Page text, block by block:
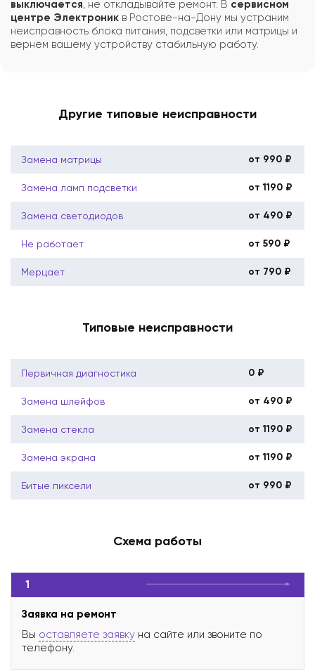
выключается , не откладывайте ремонт. В сервисном
центре Электроник в Ростове-на-Дону мы устраним
неисправность блока питания, подсветки или матрицы и
вернём вашему устройству стабильную работу.
Другие типовые неисправности
Замена матрицы от 990 ₽
Замена ламп подсветки от 1190 ₽
Замена светодиодов от 490 ₽
Не работает от 590 ₽
Мерцает от 790 ₽
Типовые неисправности
Первичная диагностика 0 ₽
Замена шлейфов от 490 ₽
Замена стекла от 1190 ₽
Замена экрана от 1190 ₽
Битые пиксели от 990 ₽
Схема работы
1
Заявка на ремонт
Вы оставляете заявку на сайте или звоните по
телефону.